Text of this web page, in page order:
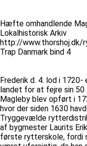
Hæfte omhandlende
Lokalhistorisk Arkiv
http://www.thorshoj.dk/
Trap Danmark bind 4
Frederik d. 4. lod i
landet for at fejre sin
Magleby blev opført i
hvor der siden 1630
Tryggevælde
af bygmester Laurits
første rytterskole, fordi